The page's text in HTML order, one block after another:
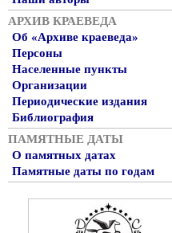
АРХИВ КРАЕВЕДА
Об «Архиве краеведа»
Персоны
Населенные пункты
Организации
Периодические издания
Библиография
ПАМЯТНЫЕ ДАТЫ
О памятных датах
Памятные даты по годам